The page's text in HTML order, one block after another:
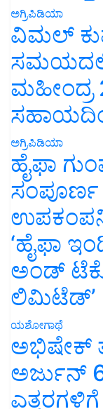
ಅಗ್ರಿಪಿಡಿಯಾ
ವಿಮಲ್
ಸಮಯದಲ್ಲಿ
ಮಹೀಂದ್ರ
ಅಗ್ರಿಪಿಡಿಯಾ
ಹೈಫಾ
ಸಂಪೂರ್ಣ
‘ಹೈಫಾ
ಅಂಡ್
ಲಿಮಿಟೆಡ್’
ಯಶೋಗಾಥೆ
ಅಭಿಷೇಕ್
ಅರ್ಜುನ್
ಎತ್ತರಗಳಿಗೆ